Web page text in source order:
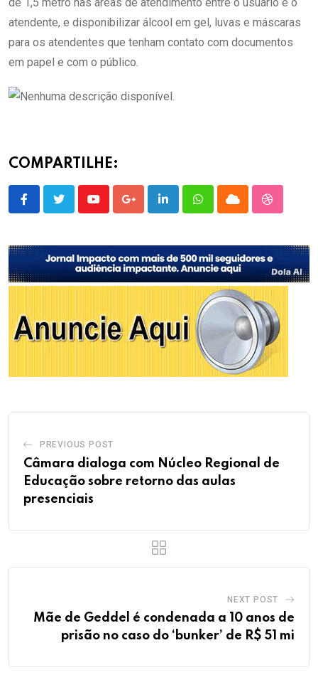
atendente, e disponibilizar álcool em gel, luvas e máscaras
para os atendentes que tenham contato com documentos
em papel e com o público.
COMPARTILHE:
YoutubeGoogle+LinkedInWhatsappCloud
PREVIOUS POST
Câmara dialoga com Núcleo Regional de
Educação sobre retorno das aulas
presenciais
NEXT POST
Mãe de Geddel é condenada a 10 anos de
prisão no caso do ‘bunker’ de R$ 51 mi